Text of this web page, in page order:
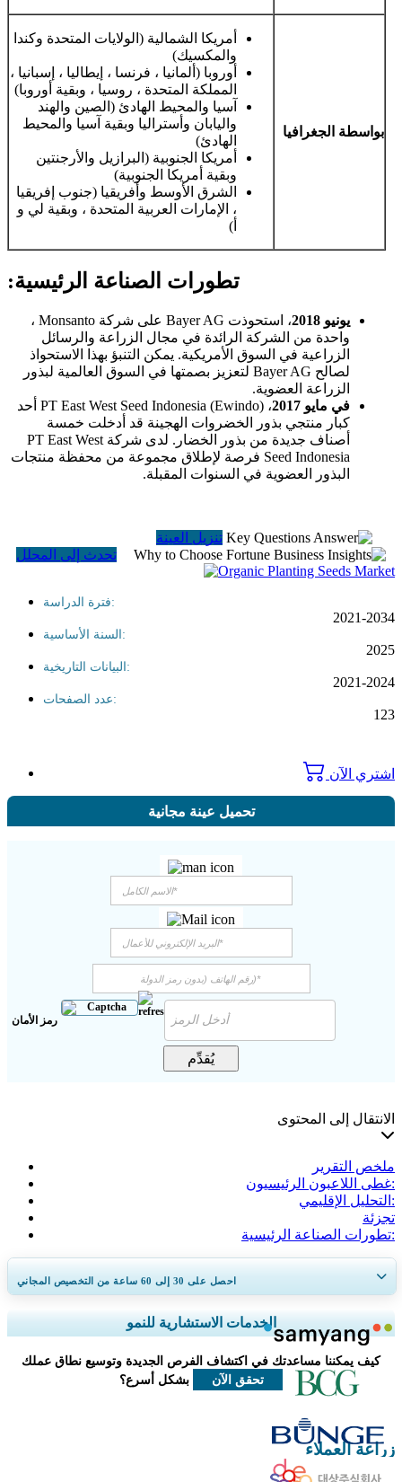
بواسطة الجغرافيا
أمريكا الشمالية (الولايات المتحدة وكندا
والمكسيك)
أوروبا (ألمانيا ، فرنسا ، إيطاليا ، إسبانيا ،
المملكة المتحدة ، روسيا ، وبقية أوروبا)
آسيا والمحيط الهادئ (الصين والهند
واليابان وأستراليا وبقية آسيا والمحيط
الهادئ)
أمريكا الجنوبية (البرازيل والأرجنتين
وبقية أمريكا الجنوبية)
الشرق الأوسط وأفريقيا (جنوب إفريقيا
، الإمارات العربية المتحدة ، وبقية لي و
أ)
تطورات الصناعة الرئيسية:
يونيو 2018
، استحوذت Bayer AG على شركة Monsanto ،
واحدة من الشركة الرائدة في مجال الزراعة والرسائل
الزراعية في السوق الأمريكية. يمكن التنبؤ بهذا الاستحواذ
لصالح Bayer AG لتعزيز بصمتها في السوق العالمية لبذور
الزراعة العضوية.
في مايو 2017
، PT East West Seed Indonesia (Ewindo) أحد
كبار منتجي بذور الخضروات الهجينة قد أدخلت خمسة
أصناف جديدة من بذور الخضار. لدى شركة PT East West
Seed Indonesia فرصة لإطلاق مجموعة من محفظة منتجات
البذور العضوية في السنوات المقبلة.
تنزيل العينة
تحدث إلى المحلل
فترة الدراسة:
2021-2034
السنة الأساسية:
2025
البيانات التاريخية:
2021-2024
عدد الصفحات:
123
اشتري الآن
تحميل عينة مجانية
رمز الأمان
يُقدِّم
الانتقال إلى المحتوى
ملخص التقرير
غطى اللاعبون الرئيسيون:
التحليل الإقليمي:
تجزئة
تطورات الصناعة الرئيسية:
احصل على 30 إلى 60 ساعةمن التخصيص المجاني
توسيع التغطية الإقليمية والدولية، تحليل القطاعات، ملفات الشركات، المعيارية
التنافسية، ورؤى المستخدم النهائي.
خصص الآن
الخدمات الاستشارية للنمو
كيف يمكننا مساعدتك في اكتشاف الفرص الجديدة وتوسيع نطاق عملك
تحقق الآن
زراعة العملاء